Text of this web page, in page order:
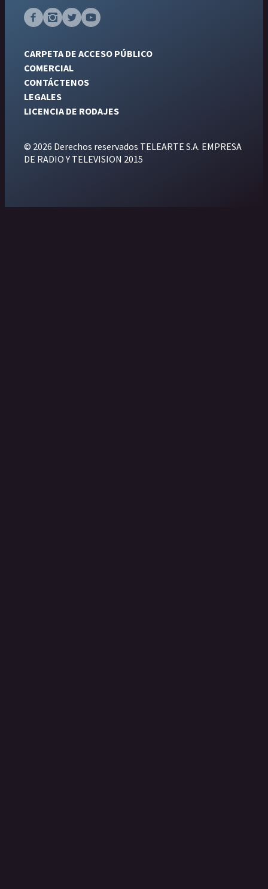
CARPETA DE ACCESO PÚBLICO
COMERCIAL
CONTÁCTENOS
LEGALES
LICENCIA DE RODAJES
© 2026 Derechos reservados TELEARTE S.A. EMPRESA
DE RADIO Y TELEVISION 2015